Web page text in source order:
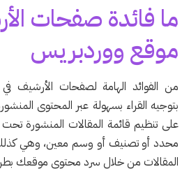
ما فائدة صفحات
موقع ووردبريس
من الفوائد الهامة لصفحات الأرشيف
بتوجيه القراء بسهولة عبر المحتوى
على تنظيم قائمة المقالات المنشورة
محدد أو تصنيف أو وسم معين، وهي كذلك
المقالات من خلال سرد محتوى موقعك